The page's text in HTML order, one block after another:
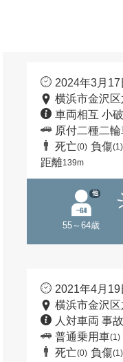
2024年3月17
横浜市金沢
車両相互 小
原付二種二輪
死亡(0) 負傷(1)
距離139m
55～64歳
他
2021年4月19
横浜市金沢
人対車両 事故
普通乗用車(1)
死亡(0) 負傷(1)